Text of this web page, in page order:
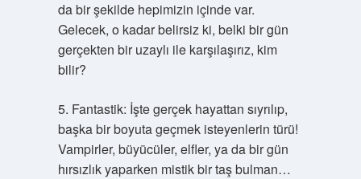
da bir şekilde hepimizin içinde var.
Gelecek, o kadar belirsiz ki, belki bir gün
gerçekten bir uzaylı ile karşılaşırız, kim
bilir?
5. Fantastik: İşte gerçek hayattan sıyrılıp,
başka bir boyuta geçmek isteyenlerin türü!
Vampirler, büyücüler, elfler, ya da bir gün
hırsızlık yaparken mistik bir taş bulman…